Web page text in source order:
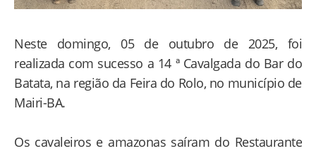
Neste domingo, 05 de outubro de 2025, foi
realizada com sucesso a 14 ª Cavalgada do Bar do
Batata, na região da Feira do Rolo, no município de
Mairi-BA.
Os cavaleiros e amazonas saíram do Restaurante